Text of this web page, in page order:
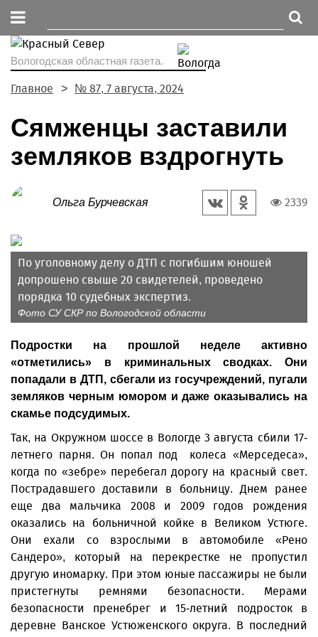
Вологодская областная газета.
Главное № 87, 7 августа, 2024
Сямженцы заставили
земляков вздрогнуть
Ольга Бурчевская 2339
По уголовному делу о ДТП с погибшим юношей
допрошено свыше 20 свидетелей, проведено
порядка 10 судебных экспертиз.
Фото СУ СКР по Вологодской области
Подростки на прошлой неделе активно
«отметились» в криминальных сводках. Они
попадали в ДТП, сбегали из госучреждений, пугали
земляков черным юмором и даже оказывались на
скамье подсудимых.
Так, на Окружном шоссе в Вологде 3 августа сбили 17-
летнего парня. Он попал под колеса «Мерседеса»,
когда по «зебре» перебегал дорогу на красный свет.
Пострадавшего доставили в больницу. Днем ранее
еще два мальчика 2008 и 2009 годов рождения
оказались на больничной койке в Великом Устюге.
Они ехали со взрослыми в автомобиле «Рено
Сандеро», который на перекрестке не пропустил
другую иномарку. При этом юные пассажиры не были
пристегнуты ремнями безопасности. Мерами
безопасности пренебрег и 15-летний подросток в
деревне Ванское Устюженского округа. В последний